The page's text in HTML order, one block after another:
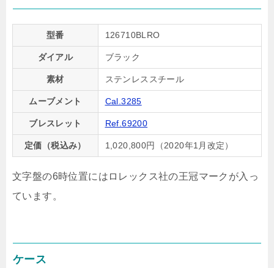
型番 126710BLRO
ダイアル ブラック
素材 ステンレススチール
ムーブメント Cal.3285
ブレスレット Ref.69200
定価（税込み） 1,020,800円（2020年1月改定）
文字盤の6時位置にはロレックス社の王冠マークが入っ
ています。
ケース